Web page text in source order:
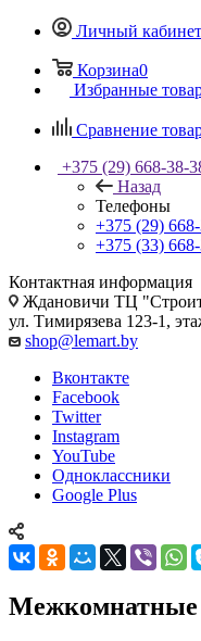
Личный кабинет
Корзина0
Избранные
Сравнение
+375 (29) 668-38-
Назад
Телефоны
+375 (29)
+375 (33)
Контактная информация
Ждановичи ТЦ
ул. Тимирязева 123-1,
shop@lemart.by
Вконтакте
Facebook
Twitter
Instagram
YouTube
Одноклассники
Google Plus
Межкомнатные